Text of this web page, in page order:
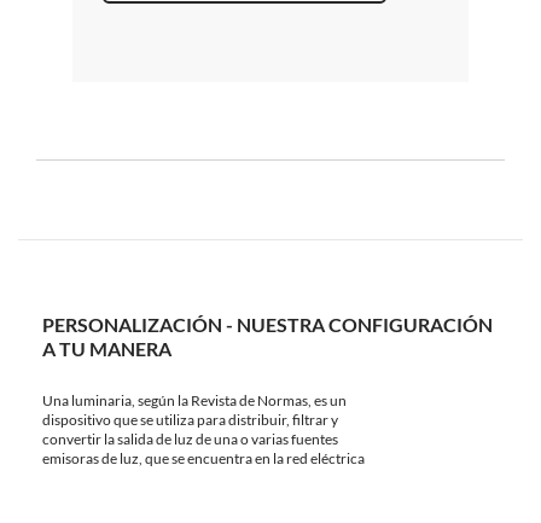
PERSONALIZACIÓN - NUESTRA CONFIGURACIÓN
A TU MANERA
Una luminaria, según la Revista de Normas, es un
dispositivo que se utiliza para distribuir, filtrar y
convertir la salida de luz de una o varias fuentes
emisoras de luz, que se encuentra en la red eléctrica